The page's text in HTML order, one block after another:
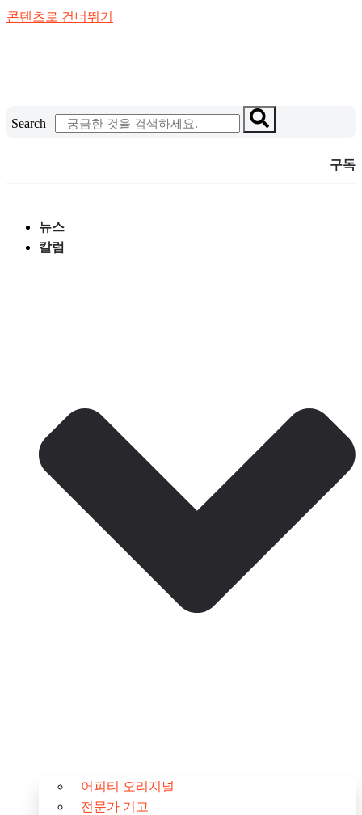
콘텐츠로 건너뛰기
Search
구독
뉴스
칼럼
어피티 오리지널
전문가 기고